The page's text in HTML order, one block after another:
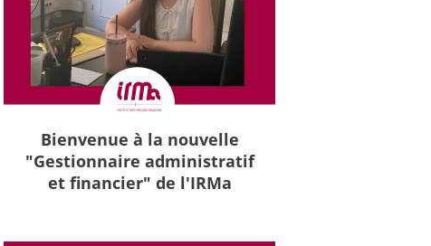
Bienvenue à la nouvelle
"Gestionnaire administratif
et financier" de l'IRMa